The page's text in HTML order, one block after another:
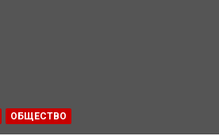
ОБЩЕСТВО